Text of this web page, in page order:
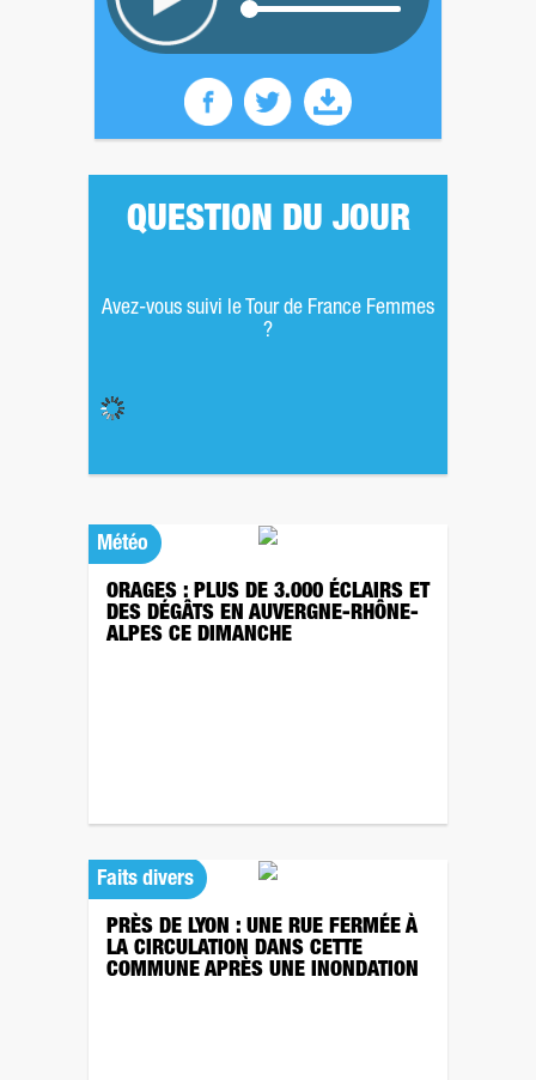
QUESTION DU JOUR
Avez-vous suivi le Tour de France Femmes
?
Météo
ORAGES : PLUS DE 3.000 ÉCLAIRS ET
DES DÉGÂTS EN AUVERGNE-RHÔNE-
ALPES CE DIMANCHE
Faits divers
PRÈS DE LYON : UNE RUE FERMÉE À
LA CIRCULATION DANS CETTE
COMMUNE APRÈS UNE INONDATION